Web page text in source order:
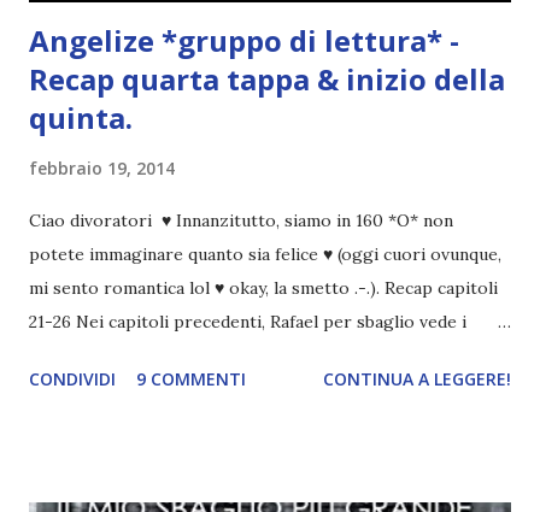
Angelize *gruppo di lettura* -
Recap quarta tappa & inizio della
quinta.
febbraio 19, 2014
Ciao divoratori ♥ Innanzitutto, siamo in 160 *O* non
potete immaginare quanto sia felice ♥ (oggi cuori ovunque,
mi sento romantica lol ♥ okay, la smetto .-.). Recap capitoli
21-26 Nei capitoli precedenti, Rafael per sbaglio vede i
incontrano e Hesediel mostra loro come combattere i puri.
CONDIVIDI 9 COMMENTI CONTINUA A LEGGERE!